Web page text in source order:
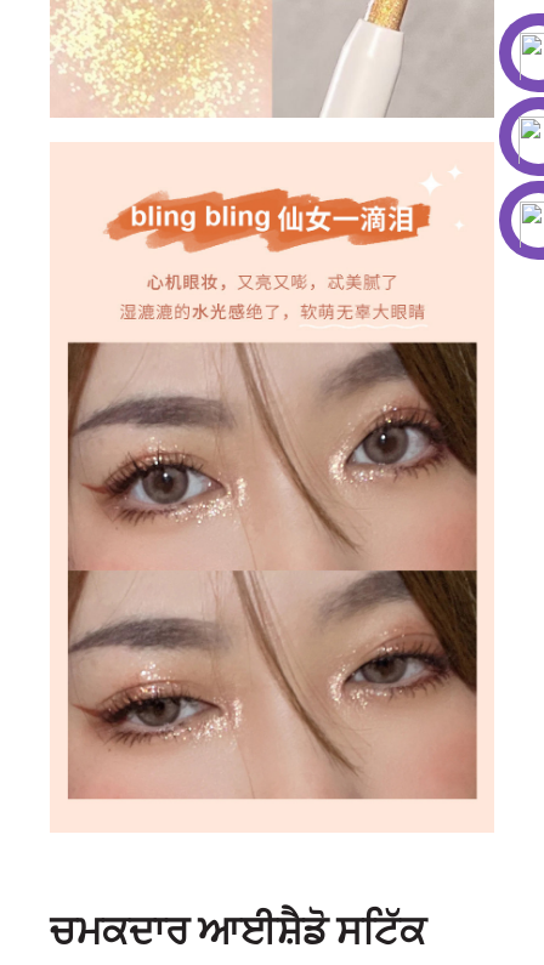
ਚਮਕਦਾਰ ਆਈਸ਼ੈਡੋ ਸਟਿੱਕ